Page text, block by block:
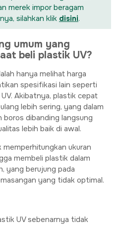
merek impor beragam
silahkan klik disini.
umum yang
beli plastik UV?
hanya melihat harga
spesifikasi lain seperti
Akibatnya, plastik cepat
lebih sering, yang dalam
boros dibanding langsung
lebih baik di awal.
memperhitungkan ukuran
membeli plastik dalam
yang berujung pada
yang tidak optimal.
UV sebenarnya tidak